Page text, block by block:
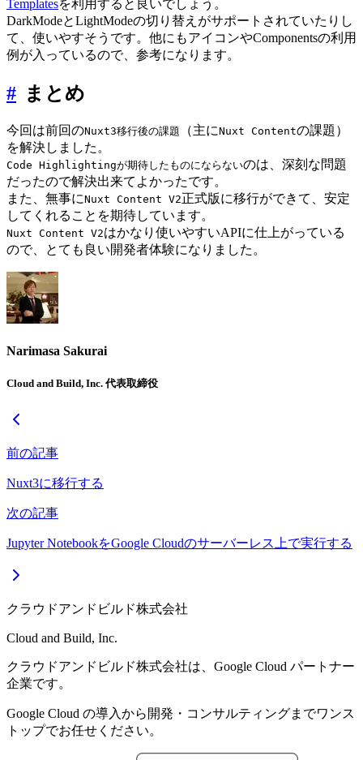
Templatesを利用すると良いでしょう。
DarkModeとLightModeの切り替えがサポートされていたりし
て、使いやすそうです。他にもアイコンやComponentsの利用
例が入っているので、参考になります。
# まとめ
今回は前回のNuxt3移行後の課題 （主にNuxt Contentの課題）
を解決しました。
Code Highlightingが期待したものにならないのは、深刻な問題
だったので解決出来てよかったです。
また、無事にNuxt Content V2正式版に移行ができて、安定
してくれることを期待しています。
Nuxt Content V2はかなり使いやすいAPIに仕上がっている
ので、とても良い開発者体験になりました。
Narimasa Sakurai
Cloud and Build, Inc. 代表取締役
前の記事
Nuxt3に移行する
次の記事
Jupyter NotebookをGoogle Cloudのサーバーレス上で実行する
クラウドアンドビルド株式会社
Cloud and Build, Inc.
クラウドアンドビルド株式会社は、Google Cloud パートナー
企業です。
Google Cloud の導入から開発・コンサルティングまでワンス
トップでお任せください。